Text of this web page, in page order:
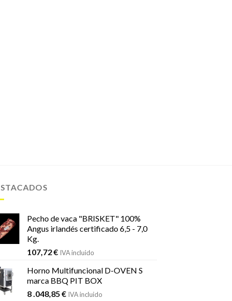
Pecho de vaca "BRISKET" 100%
Angus irlandés certificado 6,5 - 7,0
Kg.
107,72€ IVA incluido
Horno Multifuncional D-OVEN S
marca BBQ PIT BOX
8 .048,85 € IVA incluido